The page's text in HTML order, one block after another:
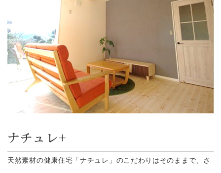
ナチュレ+
天然素材の健康住宅「ナチュレ」のこだわりはそのままで、さ